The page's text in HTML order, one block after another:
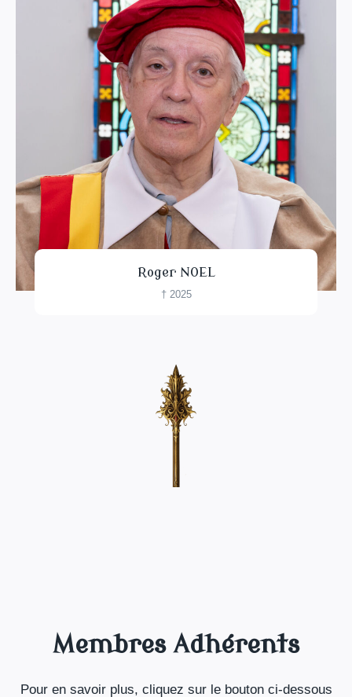
Roger NOEL
† 2025
Membres Adhérents
Pour en savoir plus, cliquez sur le bouton ci-dessous